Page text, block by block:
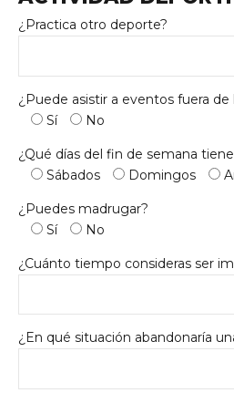
¿Practica otro deporte?
¿Puede asistir a eventos fuera de
Sí
No
¿Qué días del fin de semana
Sábados
Domingos
¿Puedes madrugar?
Sí
No
¿Cuánto tiempo consideras ser
¿En qué situación abandonaría